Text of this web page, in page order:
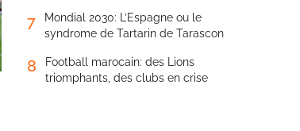
7
Mondial 2030: L’Espagne ou le
syndrome de Tartarin de Tarascon
8
Football marocain: des Lions
triomphants, des clubs en crise